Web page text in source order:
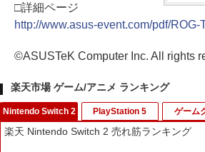
□詳細ページ
http://www.asus-event.com/pdf/ROG-
©ASUSTeK Computer Inc. All rights
楽天市場 ゲーム/アニメ ランキング
Nintendo Switch 2
楽天 Nintendo Switch 2 売れ筋ランキング
PlayStation 5 ゲーム